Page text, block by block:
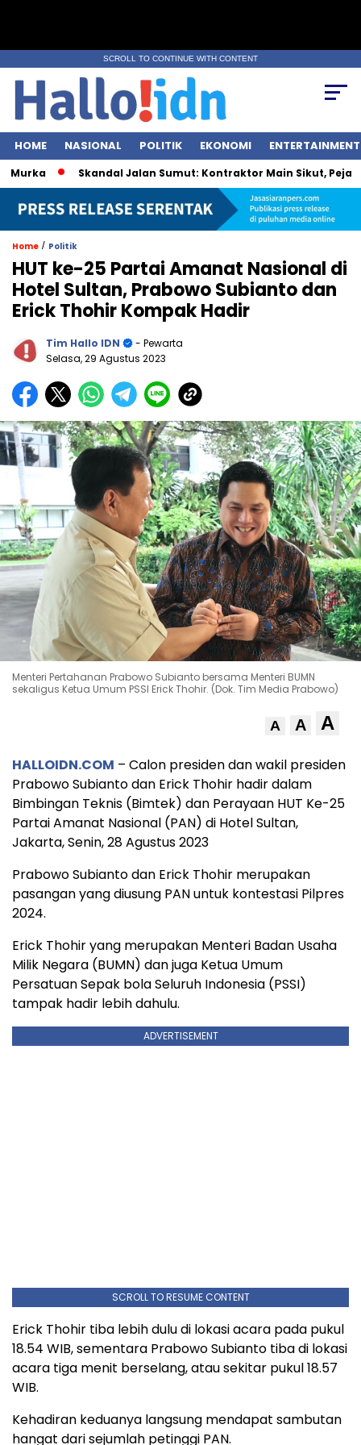
SCROLL TO CONTINUE WITH CONTENT
HOME NASIONAL POLITIK EKONOMI ENTERTAINMENT
Skandal Jalan Sumut: Kontraktor Main Sikut, Pejabat
Home / Politik
HUT ke-25 Partai Amanat Nasional di
Hotel Sultan, Prabowo Subianto dan
Erick Thohir Kompak Hadir
Tim Hallo IDN
- Pewarta
Selasa, 29 Agustus 2023
Menteri Pertahanan Prabowo Subianto bersama Menteri BUMN
sekaligus Ketua Umum PSSI Erick Thohir. (Dok. Tim Media Prabowo)
A A A
HALLOIDN.COM – Calon presiden dan wakil presiden
Prabowo Subianto dan Erick Thohir hadir dalam
Bimbingan Teknis (Bimtek) dan Perayaan HUT Ke-25
Partai Amanat Nasional (PAN) di Hotel Sultan,
Jakarta, Senin, 28 Agustus 2023
Prabowo Subianto dan Erick Thohir merupakan
pasangan yang diusung PAN untuk kontestasi Pilpres
2024.
Erick Thohir yang merupakan Menteri Badan Usaha
Milik Negara (BUMN) dan juga Ketua Umum
Persatuan Sepak bola Seluruh Indonesia (PSSI)
tampak hadir lebih dahulu.
ADVERTISEMENT
SCROLL TO RESUME CONTENT
Erick Thohir tiba lebih dulu di lokasi acara pada pukul
18.54 WIB, sementara Prabowo Subianto tiba di lokasi
acara tiga menit berselang, atau sekitar pukul 18.57
WIB.
Kehadiran keduanya langsung mendapat sambutan
hangat dari sejumlah petinggi PAN.